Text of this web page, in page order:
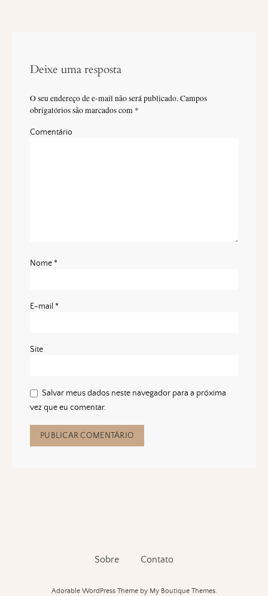
Deixe uma resposta
O seu endereço de e-mail não será publicado.Campos
obrigatórios são marcados com *
Comentário
Nome *
E-mail *
Site
Salvar meus dados neste navegador para a próxima
vez que eu comentar.
Sobre Contato
Adorable WordPress Themeby My Boutique Themes.